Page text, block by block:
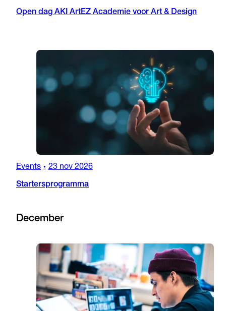
Open dag AKI ArtEZ Academie voor Art & Design
Events • 23 nov 2026
Startersprogramma
December